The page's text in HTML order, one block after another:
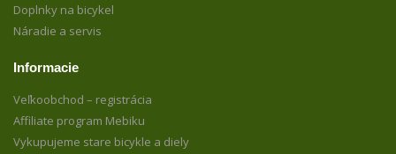
Doplnky na bicykel
Náradie a servis
Informacie
Veľkoobchod – registrácia
Affiliate program Mebiku
Vykupujeme stare bicykle a diely